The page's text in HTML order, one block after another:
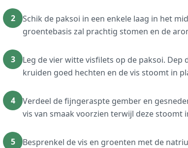
2
Schik de paksoi in een enkele laag in het
groentebasis zal prachtig stomen en de
3
Leg de vier witte visfilets op de paksoi.
kruiden goed hechten en de vis stoomt in
4
Verdeel de fijngeraspte gember en
vis van smaak voorzien terwijl deze stoomt
5
Besprenkel de vis en groenten met de